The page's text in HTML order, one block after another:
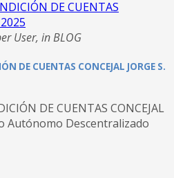
User, in BLOG
DE CUENTAS CONCEJAL JORGE S.
DE CUENTAS CONCEJAL
Autónomo Descentralizado